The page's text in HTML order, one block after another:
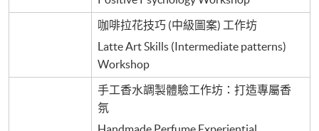
咖啡拉花技巧 (中級圖案) 工作坊
Latte Art Skills (Intermediate patterns)
Workshop
手工香水調製體驗工作坊：打造專屬香
氛